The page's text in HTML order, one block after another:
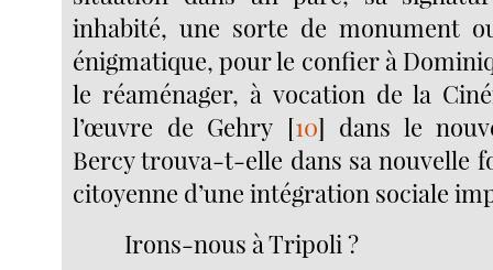
inhabité, une sorte de monument
énigmatique, pour le confier à
le réaménager, à vocation de la
l’œuvre de Gehry [10] dans le
Bercy trouva-t-elle dans sa nouvelle
citoyenne d’une intégration sociale
Irons-nous à Tripoli ?